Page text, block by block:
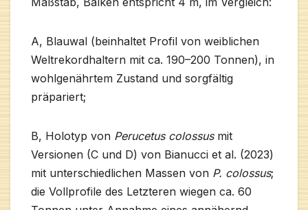
A, Blauwal (beinhaltet Profil von weiblichen
Weltrekordhaltern mit ca. 190–200 Tonnen), in
wohlgenährtem Zustand und sorgfältig
präpariert;
B, Holotyp von Perucetus colossusmit
Versionen (C und D) von Bianucci et al. (2023)
mit unterschiedlichen Massen von P. colossus;
die Vollprofile des Letzteren wiegen ca. 60